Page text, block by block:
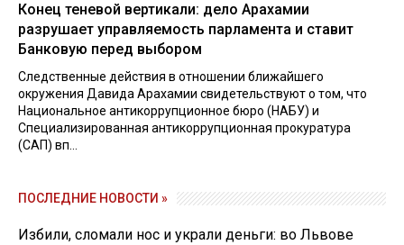
Конец теневой вертикали: дело Арахамии
разрушает управляемость парламента и ставит
Банковую перед выбором
Следственные действия в отношении ближайшего
окружения Давида Арахамии свидетельствуют о том, что
Национальное антикоррупционное бюро (НАБУ) и
Специализированная антикоррупционная прокуратура
(САП) вп...
ПОСЛЕДНИЕ НОВОСТИ »
Избили, сломали нос и украли деньги: во Львове